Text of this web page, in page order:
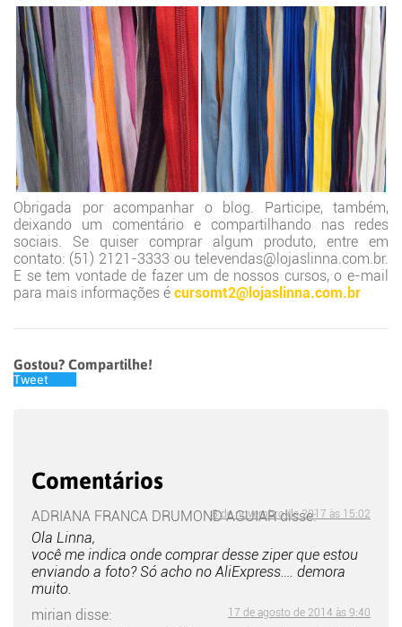
Obrigada por acompanhar o blog. Participe, também,
deixando um comentário e compartilhando nas redes
sociais. Se quiser comprar algum produto, entre em
contato: (51) 2121-3333 ou televendas@lojaslinna.com.br.
E se tem vontade de fazer um de nossos cursos, o e-mail
para mais informações é cursomt2@lojaslinna.com.br
Gostou? Compartilhe!
Tweet
Comentários
ADRIANA FRANCA DRUMOND AGUIAR disse:
8 de novembro de 2017 às 15:02
Ola Linna,
você me indica onde comprar desse ziper que estou
enviando a foto? Só acho no AliExpress…. demora
muito.
mirian disse: 17 de agosto de 2014 às 9:40